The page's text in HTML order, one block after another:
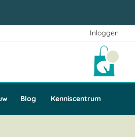
Inloggen
Blog Kenniscentrum